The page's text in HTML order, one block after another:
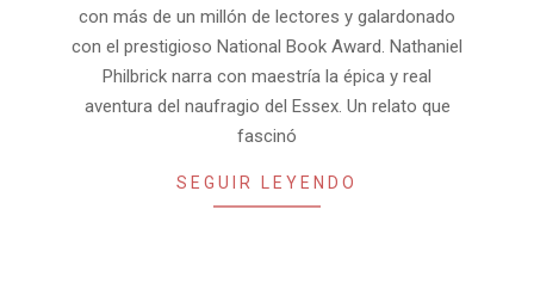
con más de un millón de lectores y galardonado
con el prestigioso National Book Award. Nathaniel
Philbrick narra con maestría la épica y real
aventura del naufragio del Essex. Un relato que
fascinó
SEGUIR LEYENDO